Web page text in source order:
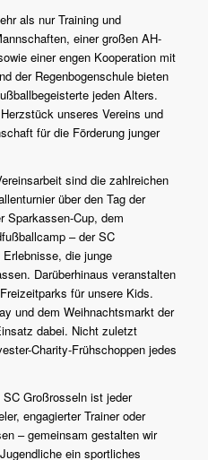
als nur Training und
einer großen AH-
einer engen Kooperation mit
der Regenbogenschule bieten
jeden Alters.
unseres Vereins und
für die Förderung junger
sind die zahlreichen
über den Tag der
Sparkassen-Cup, dem
– der SC
die junge
Darüberhinaus veranstalten
für unsere Kids.
und dem Weihnachtsmarkt der
dabei. Nicht zuletzt
Charity-Frühschoppen jedes
Großrosseln ist jeder
engagierter Trainer oder
– gemeinsam gestalten wir
ein sportliches